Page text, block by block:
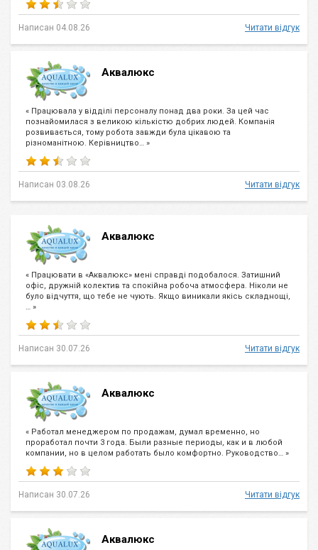
Написан 04.08.26 Читати відгук
Аквалюкс
« Працювала у відділі персоналу понад два роки. За цей час
познайомилася з великою кількістю добрих людей. Компанія
розвивається, тому робота завжди була цікавою та
різноманітною. Керівництво… »
Написан 03.08.26 Читати відгук
Аквалюкс
« Працювати в «Аквалюкс» мені справді подобалося. Затишний
офіс, дружній колектив та спокійна робоча атмосфера. Ніколи не
було відчуття, що тебе не чують. Якщо виникали якісь складнощі,
… »
Написан 30.07.26 Читати відгук
Аквалюкс
« Работал менеджером по продажам, думал временно, но
проработал почти 3 года. Были разные периоды, как и в любой
компании, но в целом работать было комфортно. Руководство… »
Написан 30.07.26 Читати відгук
Аквалюкс